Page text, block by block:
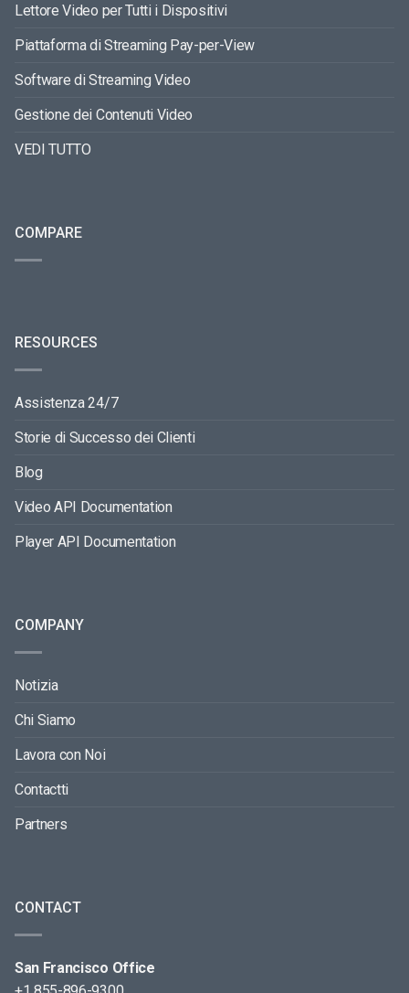
Lettore Video per Tutti i Dispositivi
Piattaforma di Streaming Pay-per-View
Software di Streaming Video
Gestione dei Contenuti Video
VEDI TUTTO
COMPARE
RESOURCES
Assistenza 24/7
Storie di Successo dei Clienti
Blog
Video API Documentation
Player API Documentation
COMPANY
Notizia
Chi Siamo
Lavora con Noi
Contactti
Partners
CONTACT
San Francisco Office